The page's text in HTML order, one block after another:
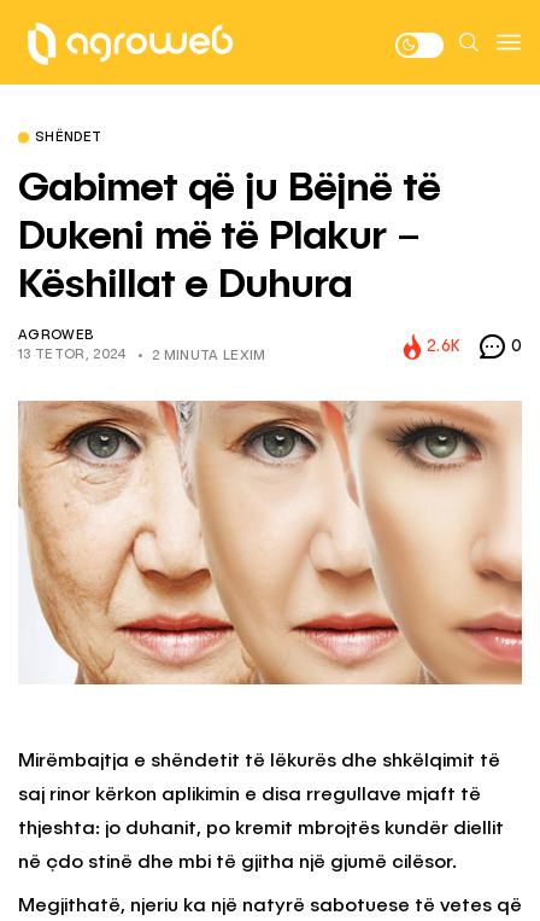
SHËNDET
Gabimet që ju Bëjnë të
Dukeni më të Plakur –
Këshillat e Duhura
AGROWEB
13 TETOR, 2024
2 MINUTA LEXIM
2.6K 0
Mirëmbajtja e shëndetit të lëkurës dhe shkëlqimit të
saj rinor kërkon aplikimin e disa rregullave mjaft të
thjeshta: jo duhanit, po kremit mbrojtës kundër diellit
në çdo stinë dhe mbi të gjitha një gjumë cilësor.
Megjithatë, njeriu ka një natyrë sabotuese të vetes që